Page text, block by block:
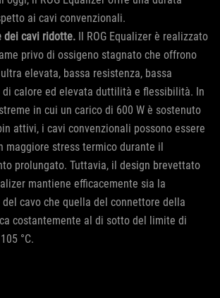
ai cavi convenzionali.
dei cavi ridotte.
Il ROG Equalizer è realizzato
privo di ossigeno stagnato che offrono
elevata, bassa resistenza, bassa
di calore ed elevata duttilità e flessibilità. In
in cui un carico di 600 W è sostenuto
attivi, i cavi convenzionali possono essere
maggiore stress termico durante il
prolungato. Tuttavia, il design brevettato
mantiene efficacemente sia la
cavo che quella del connettore della
costantemente al di sotto del limite di
°C.